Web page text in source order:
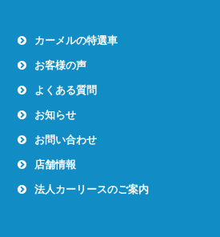
カーメルの特選車
お客様の声
よくある質問
お知らせ
お問い合わせ
店舗情報
法人カーリースのご案内